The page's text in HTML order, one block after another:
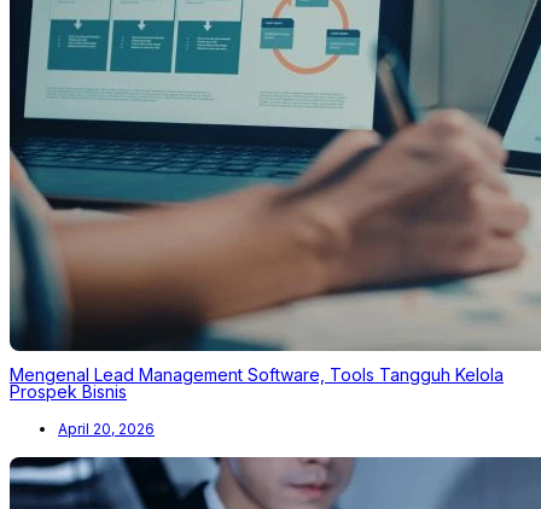
Mengenal Lead Management Software, Tools Tangguh Kelola
Prospek Bisnis
April 20, 2026